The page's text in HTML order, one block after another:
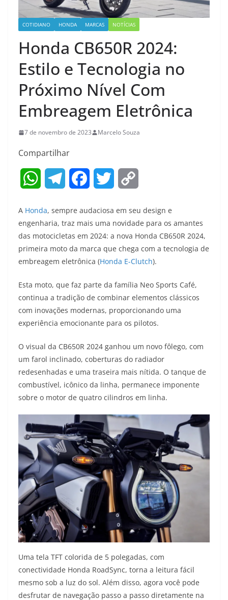
COTIDIANO HONDA MARCAS NOTÍCIAS
Honda CB650R 2024:
Estilo e Tecnologia no
Próximo Nível Com
Embreagem Eletrônica
7 de novembro de 2023 Marcelo Souza
Compartilhar
W
a
t
s
p
p
l
e
g
a
m
c
e
b
o
k
i
t
e
r
p
y
L
n
k
A Honda, sempre audaciosa em seu design e
engenharia, traz mais uma novidade para os amantes
das motocicletas em 2024: a nova Honda CB650R 2024,
primeira moto da marca que chega com a tecnologia de
embreagem eletrônica (Honda E-Clutch).
Esta moto, que faz parte da família Neo Sports Café,
continua a tradição de combinar elementos clássicos
com inovações modernas, proporcionando uma
experiência emocionante para os pilotos.
O visual da CB650R 2024 ganhou um novo fôlego, com
um farol inclinado, coberturas do radiador
redesenhadas e uma traseira mais nítida. O tanque de
combustível, icônico da linha, permanece imponente
sobre o motor de quatro cilindros em linha.
Uma tela TFT colorida de 5 polegadas, com
conectividade Honda RoadSync, torna a leitura fácil
mesmo sob a luz do sol. Além disso, agora você pode
desfrutar de navegação passo a passo diretamente na